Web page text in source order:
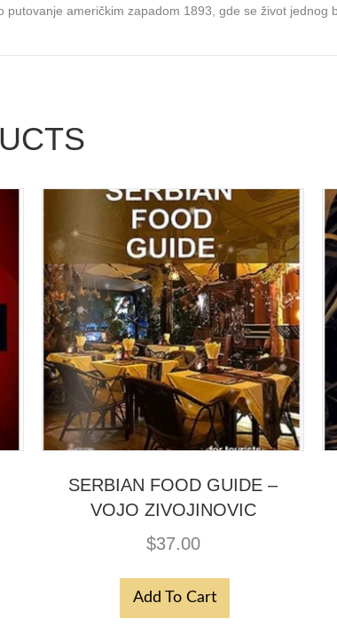
putovanje američkim zapadom 1893, gde se život
SERBIAN FOOD GUIDE –
VOJO ZIVOJINOVIC
$37.00
Add To Cart